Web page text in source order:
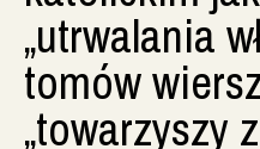
„utrwalania
tomów
„towarzyszy